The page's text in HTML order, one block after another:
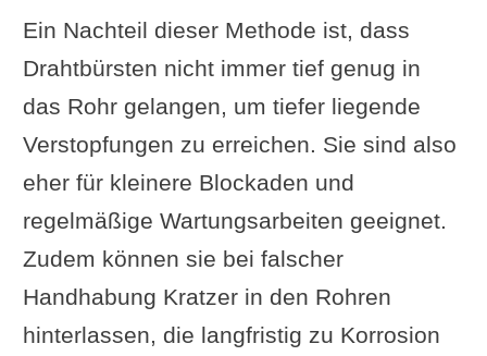
Ein Nachteil dieser Methode ist, dass
Drahtbürsten nicht immer tief genug in
das Rohr gelangen, um tiefer liegende
Verstopfungen zu erreichen. Sie sind also
eher für kleinere Blockaden und
regelmäßige Wartungsarbeiten geeignet.
Zudem können sie bei falscher
Handhabung Kratzer in den Rohren
hinterlassen, die langfristig zu Korrosion